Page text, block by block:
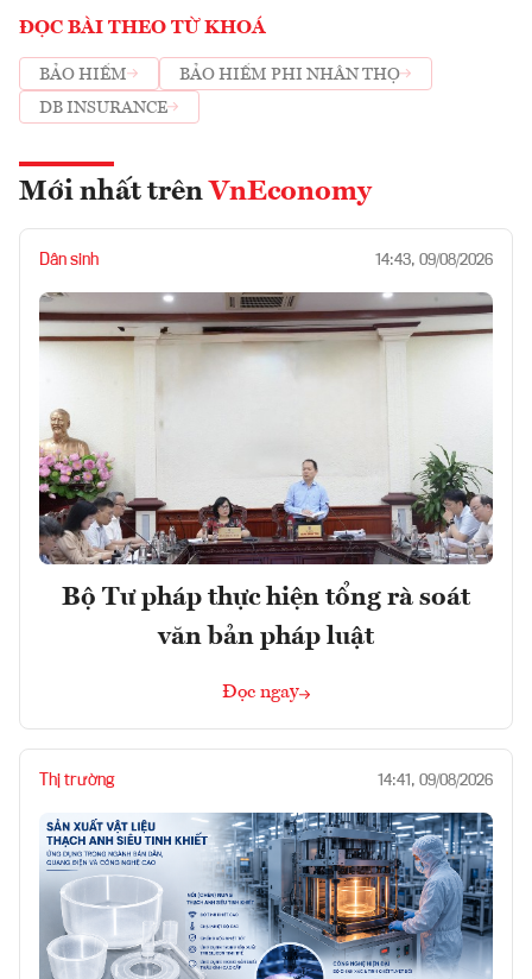
ĐỌC BÀI THEO TỪ KHOÁ
BẢO HIỂM
BẢO HIỂM PHI NHÂN THỌ
DB INSURANCE
Mới nhất trên VnEconomy
Dân sinh 14:43, 09/08/2026
Bộ Tư pháp thực hiện tổng rà soát
văn bản pháp luật
Đọc ngay
Thị trường 14:41, 09/08/2026